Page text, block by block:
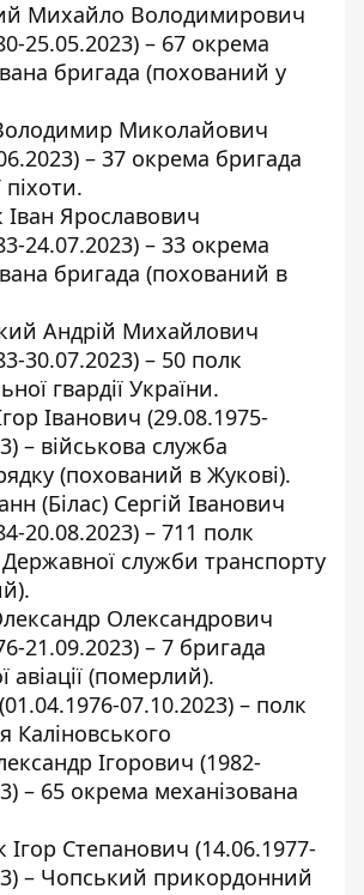
Михайло Володимирович
25.05.2023) – 67 окрема
бригада (похований у
Миколайович
– 37 окрема бригада
Іван Ярославович
24.07.2023) – 33 окрема
бригада (похований в
Андрій Михайлович
30.07.2023) – 50 полк
гвардії України.
Іванович (29.08.1975-
– військова служба
(похований в Жукові).
(Білас) Сергій Іванович
20.08.2023) – 711 полк
служби транспорту
Олександрович
21.09.2023) – 7 бригада
авіації (померлий).
07.10.2023) – полк
Каліновського
Ігорович (1982-
– 65 окрема механізована
Ігор Степанович (14.06.1977-
– Чопський прикордонний